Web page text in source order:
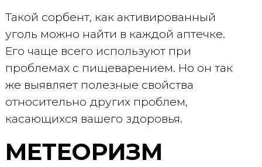
Такой сорбент, как активированный
уголь можно найти в каждой аптечке.
Его чаще всего используют при
проблемах с пищеварением. Но он так
же выявляет полезные свойства
относительно других проблем,
касающихся вашего здоровья.
МЕТЕОРИЗМ